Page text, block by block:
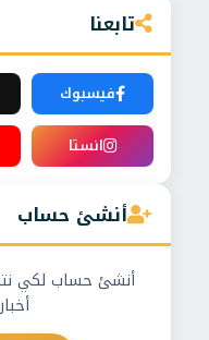
تابعنا
فيسبوك
انستا
أنشئ حساب
أنشئ حساب لكي